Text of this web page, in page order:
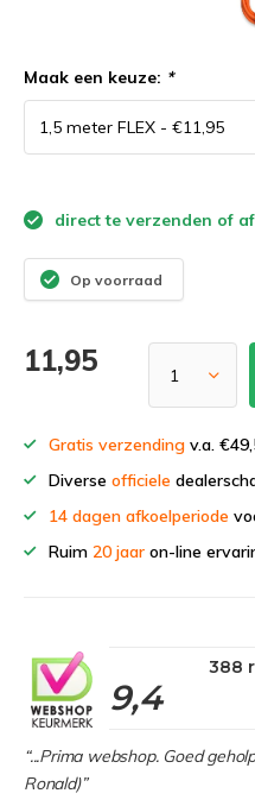
Maak een keuze: *
direct te verzenden of
Op voorraad
11,95
Gratis verzending v.a.
Diverse officiele
14 dagen afkoelperiode
Ruim 20 jaar on-line
9,4
388
“...Prima webshop. Goed
Ronald)”